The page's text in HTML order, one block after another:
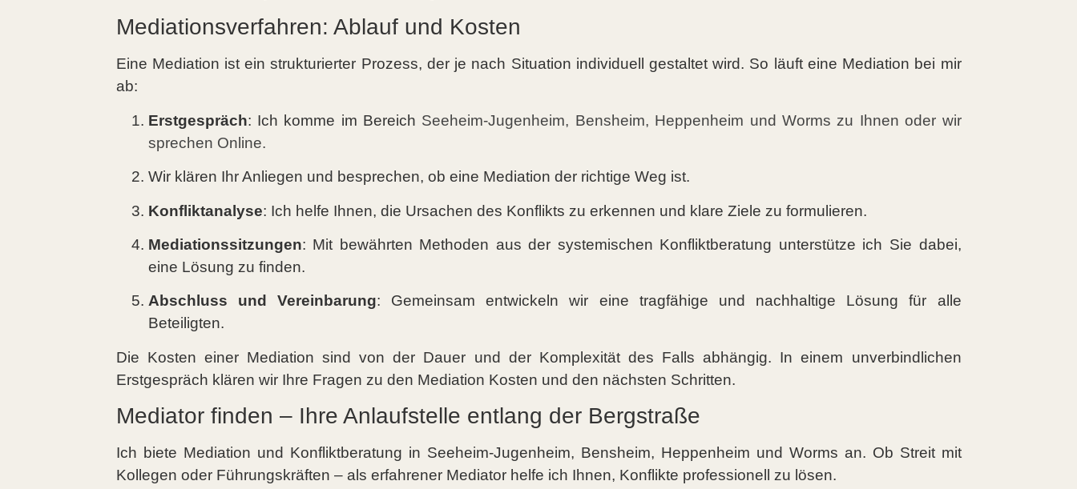
Mediationsverfahren: Ablauf und Kosten
Eine Mediation ist ein strukturierter Prozess, der je nach Situation individuell gestaltet wird. So läuft eine Mediation bei mir
ab:
Erstgespräch: Ich komme im Bereich Seeheim-Jugenheim, Bensheim, Heppenheim und Worms zu Ihnen oder wir
sprechen Online.
Wir klären Ihr Anliegen und besprechen, ob eine Mediation der richtige Weg ist.
Konfliktanalyse: Ich helfe Ihnen, die Ursachen des Konflikts zu erkennen und klare Ziele zu formulieren.
Mediationssitzungen: Mit bewährten Methoden aus der systemischen Konfliktberatung unterstütze ich Sie dabei,
eine Lösung zu finden.
Abschluss und Vereinbarung: Gemeinsam entwickeln wir eine tragfähige und nachhaltige Lösung für alle
Beteiligten.
Die Kosten einer Mediation sind von der Dauer und der Komplexität des Falls abhängig. In einem unverbindlichen
Erstgespräch klären wir Ihre Fragen zu den Mediation Kosten und den nächsten Schritten.
Mediator finden – Ihre Anlaufstelle entlang der Bergstraße
Ich biete Mediation und Konfliktberatung in Seeheim-Jugenheim, Bensheim, Heppenheim und Worms an. Ob Streit mit
Kollegen oder Führungskräften – als erfahrener Mediator helfe ich Ihnen, Konflikte professionell zu lösen.